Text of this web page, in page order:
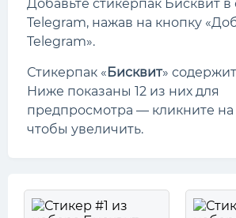
Добавьте стикерпак Бисквит в
Telegram, нажав на кнопку
Telegram».
Стикерпак «Бисквит»
Ниже показаны 12 из них для
предпросмотра — кликните на
чтобы увеличить.